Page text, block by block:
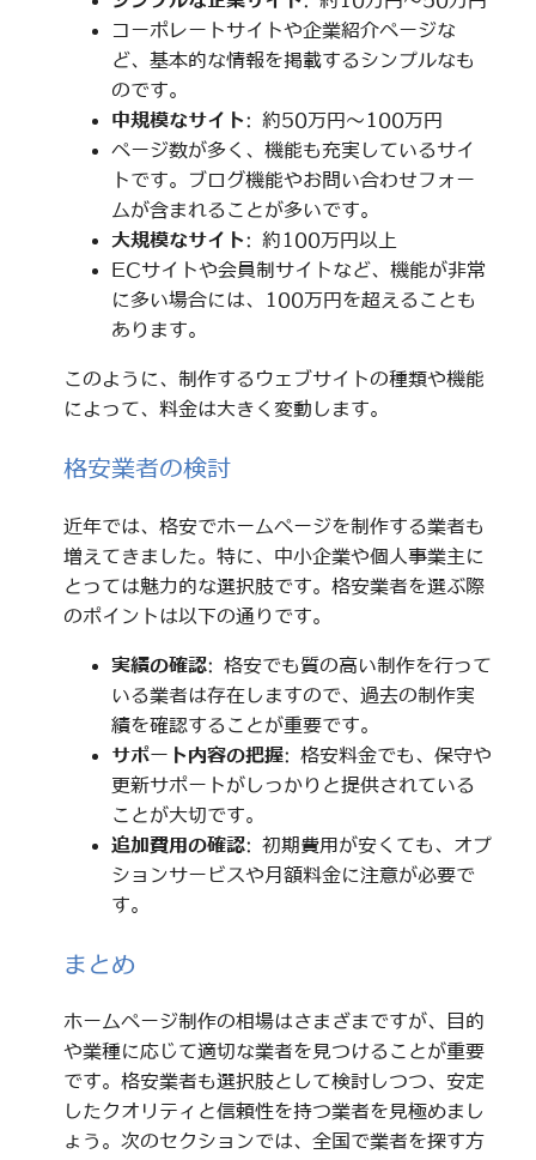
コーポレートサイトや企業紹介ページな
ど、基本的な情報を掲載するシンプルなも
のです。
中規模なサイト: 約50万円～100万円
ページ数が多く、機能も充実しているサイ
トです。ブログ機能やお問い合わせフォー
ムが含まれることが多いです。
大規模なサイト: 約100万円以上
ECサイトや会員制サイトなど、機能が非常
に多い場合には、100万円を超えることも
あります。
このように、制作するウェブサイトの種類や機能
によって、料金は大きく変動します。
格安業者の検討
近年では、格安でホームページを制作する業者も
増えてきました。特に、中小企業や個人事業主に
とっては魅力的な選択肢です。格安業者を選ぶ際
のポイントは以下の通りです。
実績の確認: 格安でも質の高い制作を行って
いる業者は存在しますので、過去の制作実
績を確認することが重要です。
サポート内容の把握: 格安料金でも、保守や
更新サポートがしっかりと提供されている
ことが大切です。
追加費用の確認: 初期費用が安くても、オプ
ションサービスや月額料金に注意が必要で
す。
まとめ
ホームページ制作の相場はさまざまですが、目的
や業種に応じて適切な業者を見つけることが重要
です。格安業者も選択肢として検討しつつ、安定
したクオリティと信頼性を持つ業者を見極めまし
ょう。次のセクションでは、全国で業者を探す方